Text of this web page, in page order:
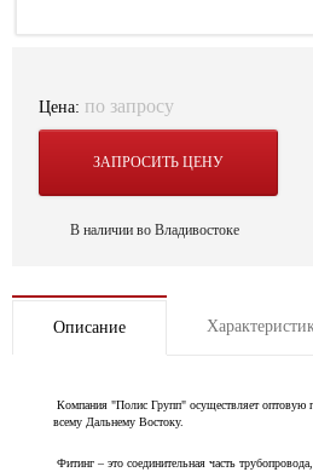
Цена: по запросу
ЗАПРОСИТЬ ЦЕНУ
В наличии во Владивостоке
Описание
Компания "Полис Групп" осуществляет оптовую
всему Дальнему Востоку.
Фитинг – это соединительная часть